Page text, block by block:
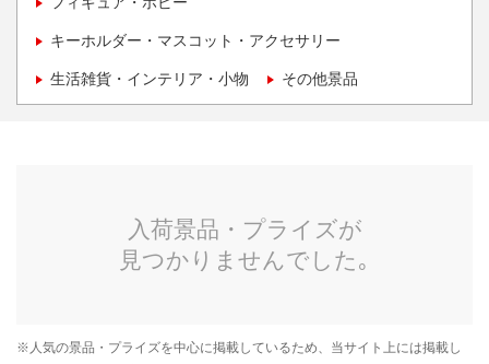
キーホルダー・マスコット・アクセサリー
生活雑貨・インテリア・小物 その他景品